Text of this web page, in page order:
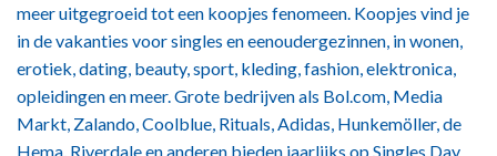
meer uitgegroeid tot een koopjes fenomeen. Koopjes vind je
in de vakanties voor singles en eenoudergezinnen, in wonen,
erotiek, dating, beauty, sport, kleding, fashion, elektronica,
opleidingen en meer. Grote bedrijven als Bol.com, Media
Markt, Zalando, Coolblue, Rituals, Adidas, Hunkemöller, de
Hema, Riverdale en anderen bieden jaarlijks op Singles Day